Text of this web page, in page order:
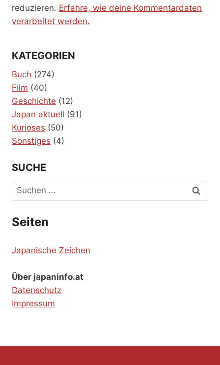
reduzieren. Erfahre, wie deine Kommentardaten
verarbeitet werden.
KATEGORIEN
Buch (274)
Film (40)
Geschichte (12)
Japan aktuell (91)
Kurioses (50)
Sonstiges (4)
SUCHE
Suchen
nach:
Seiten
Japanische Zeichen
Über japaninfo.at
Datenschutz
Impressum